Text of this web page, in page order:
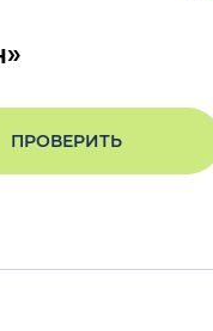
ПРОВЕРИТЬ